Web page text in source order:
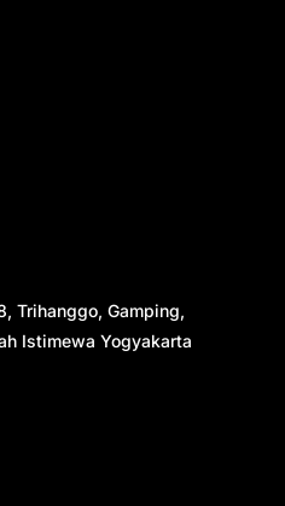
Trihanggo, Gamping,
Istimewa Yogyakarta